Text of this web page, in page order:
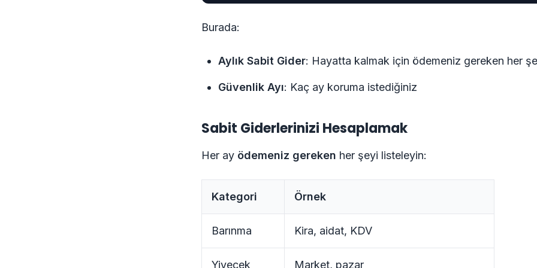
Burada:
Aylık Sabit Gider: Hayatta kalmak için ödemeniz gereken her
Güvenlik Ayı: Kaç ay koruma istediğiniz
Sabit Giderlerinizi Hesaplamak
Her ay ödemeniz gereken her şeyi listeleyin:
Kategori Örnek
Barınma Kira, aidat, KDV
Yiyecek Market, pazar